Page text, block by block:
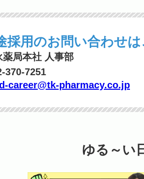
採用のお問い合わせは
薬局本社 人事部
370-7251
career@tk-pharmacy.co.jp
ゆる～い